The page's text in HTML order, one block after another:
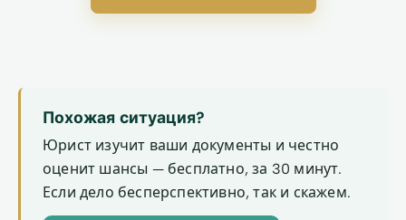
Похожая ситуация?
Юрист изучит ваши документы и честно
оценит шансы — бесплатно, за 30 минут.
Если дело бесперспективно, так и скажем.